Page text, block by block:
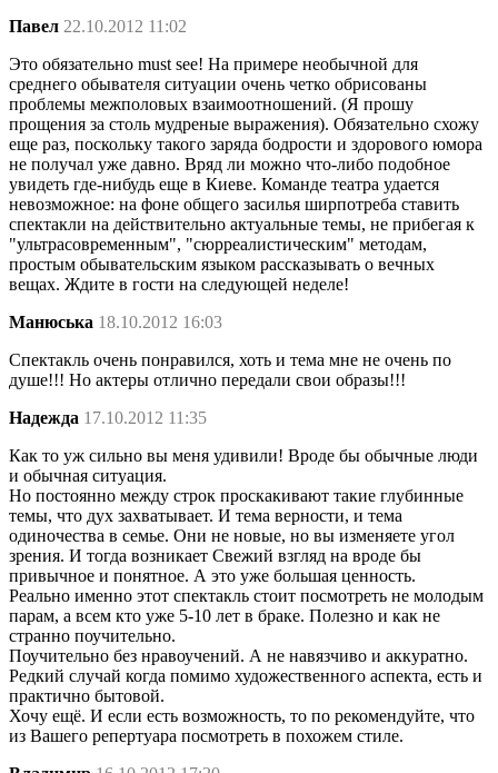
Павел 22.10.2012 11:02
Это обязательно must see! На примере необычной для
среднего обывателя ситуации очень четко обрисованы
проблемы межполовых взаимоотношений. (Я прошу
прощения за столь мудреные выражения). Обязательно схожу
еще раз, поскольку такого заряда бодрости и здорового юмора
не получал уже давно. Вряд ли можно что-либо подобное
увидеть где-нибудь еще в Киеве. Команде театра удается
невозможное: на фоне общего засилья ширпотреба ставить
спектакли на действительно актуальные темы, не прибегая к
"ультрасовременным", "сюрреалистическим" методам,
простым обывательским языком рассказывать о вечных
вещах. Ждите в гости на следующей неделе!
Манюська 18.10.2012 16:03
Спектакль очень понравился, хоть и тема мне не очень по
душе!!! Но актеры отлично передали свои образы!!!
Надежда 17.10.2012 11:35
Как то уж сильно вы меня удивили! Вроде бы обычные люди
и обычная ситуация.
Но постоянно между строк проскакивают такие глубинные
темы, что дух захватывает. И тема верности, и тема
одиночества в семье. Они не новые, но вы изменяете угол
зрения. И тогда возникает Свежий взгляд на вроде бы
привычное и понятное. А это уже большая ценность.
Реально именно этот спектакль стоит посмотреть не молодым
парам, а всем кто уже 5-10 лет в браке. Полезно и как не
странно поучительно.
Поучительно без нравоучений. А не навязчиво и аккуратно.
Редкий случай когда помимо художественного аспекта, есть и
практично бытовой.
Хочу ещё. И если есть возможность, то по рекомендуйте, что
из Вашего репертуара посмотреть в похожем стиле.